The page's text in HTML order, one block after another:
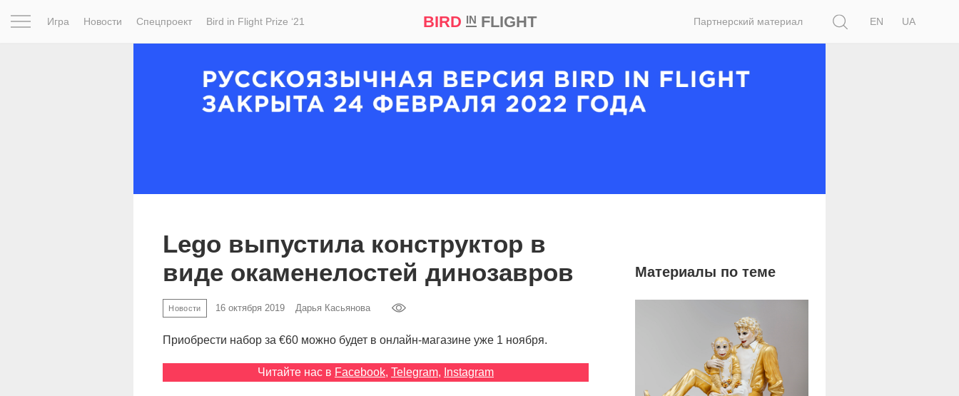
Игра Новости Спецпроект Bird in Flight Prize ‘21 BIRD INFLIGHT Партнерский материал
EN
UA
Lego выпустила конструктор в
виде окаменелостей динозавров
Новости 16 октября 2019 Дарья Касьянова
Приобрести набор за €60 можно будет в онлайн-магазине уже 1 ноября.
Читайте нас в Facebook, Telegram, Instagram
Материалы по теме